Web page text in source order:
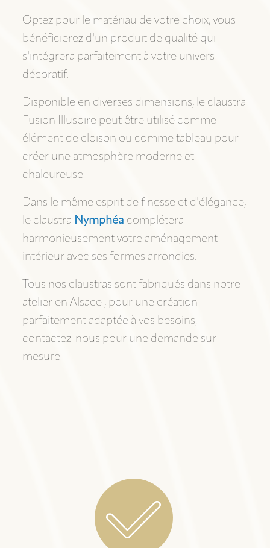
Optez pour le matériau de votre choix, vous
bénéficierez d'un produit de qualité qui
s'intégrera parfaitement à votre univers
décoratif.
Disponible en diverses dimensions, le claustra
Fusion Illusoire peut être utilisé comme
élément de cloison ou comme tableau pour
créer une atmosphère moderne et
chaleureuse.
Dans le même esprit de finesse et d'élégance,
le claustra Nymphéa complétera
harmonieusement votre aménagement
intérieur avec ses formes arrondies.
Tous nos claustras sont fabriqués dans notre
atelier en Alsace ; pour une création
parfaitement adaptée à vos besoins,
contactez-nous pour une demande sur
mesure.